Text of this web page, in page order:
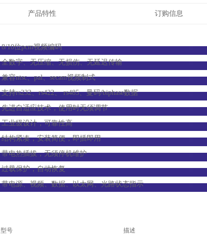
产品特性 订购信息
8/10位pcm视频编码
全数字、无压缩、无损伤、无延迟传输
兼容ntsc、pal、secam视频制式
支持rs232、rs422、 rs485、曼码/biphase数据
先进自适应技术，使用时无须调节
工业级设计，可靠性高
结构紧凑，安装简便，即插即用
带电热插拔，无须停机维护
过载保护，自动恢复
带电源、视频、数据、以太网、光路状态指示
型号 描述